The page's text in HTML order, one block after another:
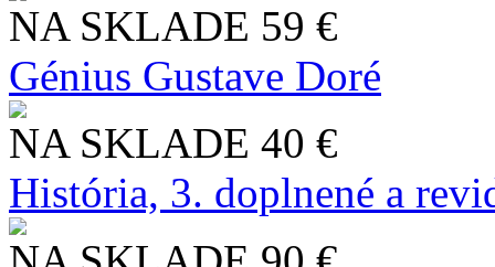
NA SKLADE 59 €
Génius Gustave Doré
NA SKLADE 40 €
História, 3. doplnené a